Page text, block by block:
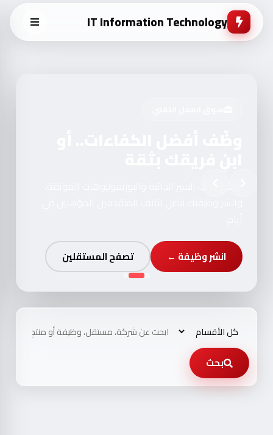
IT Information Technology
انشر وظيفة ← تصفح المستقلين
بحث